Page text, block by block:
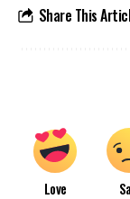
Share This
Love